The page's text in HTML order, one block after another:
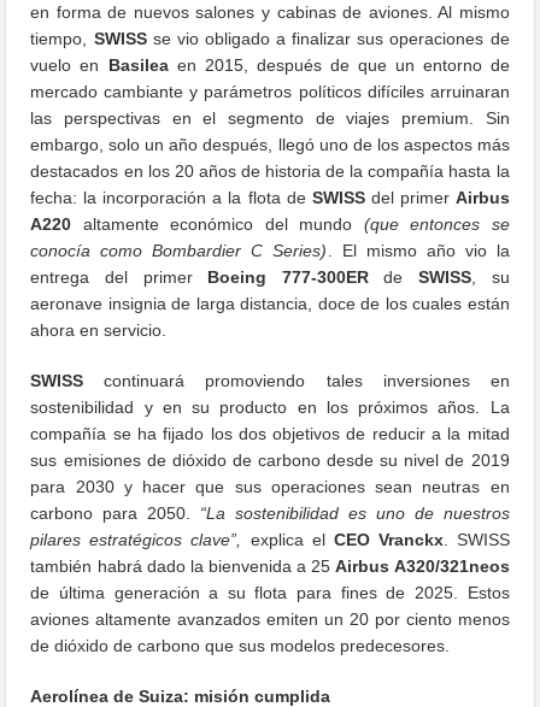
en forma de nuevos salones y cabinas de aviones. Al mismo
tiempo, SWISSse vio obligado a finalizar sus operaciones de
vuelo en Basileaen 2015, después de que un entorno de
mercado cambiante y parámetros políticos difíciles arruinaran
las perspectivas en el segmento de viajes premium. Sin
embargo, solo un año después, llegó uno de los aspectos más
destacados en los 20 años de historia de la compañía hasta la
fecha: la incorporación a la flota de SWISSdel primer Airbus
A220 altamente económico del mundo (que entonces se
conocía como Bombardier C Series) . El mismo año vio la
entrega del primer Boeing 777-300ERde SWISS, su
aeronave insignia de larga distancia, doce de los cuales están
ahora en servicio.
SWISS continuará promoviendo tales inversiones en
sostenibilidad y en su producto en los próximos años. La
compañía se ha fijado los dos objetivos de reducir a la mitad
sus emisiones de dióxido de carbono desde su nivel de 2019
para 2030 y hacer que sus operaciones sean neutras en
carbono para 2050. “La sostenibilidad es uno de nuestros
pilares estratégicos clave”,
explica el CEO Vranckx. SWISS
también habrá dado la bienvenida a 25Airbus A320/321neos
de última generación a su flota para fines de 2025. Estos
aviones altamente avanzados emiten un 20 por ciento menos
de dióxido de carbono que sus modelos predecesores.
Aerolínea de Suiza: misión cumplida